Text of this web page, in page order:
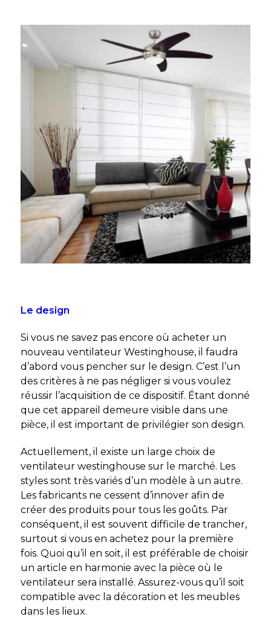
Le design
Si vous ne savez pas encore où acheter un
nouveau ventilateur Westinghouse, il faudra
d’abord vous pencher sur le design. C’est l’un
des critères à ne pas négliger si vous voulez
réussir l’acquisition de ce dispositif. Étant donné
que cet appareil demeure visible dans une
pièce, il est important de privilégier son design.
Actuellement, il existe un large choix de
ventilateur westinghouse sur le marché. Les
styles sont très variés d’un modèle à un autre.
Les fabricants ne cessent d’innover afin de
créer des produits pour tous les goûts. Par
conséquent, il est souvent difficile de trancher,
surtout si vous en achetez pour la première
fois. Quoi qu’il en soit, il est préférable de choisir
un article en harmonie avec la pièce où le
ventilateur sera installé. Assurez-vous qu’il soit
compatible avec la décoration et les meubles
dans les lieux.